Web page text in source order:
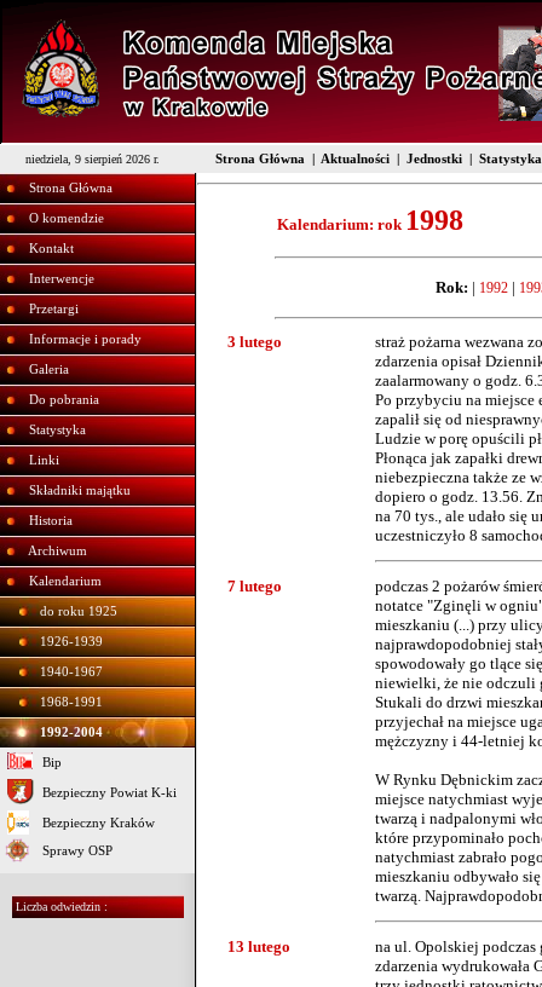
niedziela, 9 sierpień 2026 r. Strona Główna | Aktualności | Jednostki | Statystyka
Strona Główna
O komendzie
Kontakt
Interwencje
Przetargi
Informacje i porady
Galeria
Do pobrania
Statystyka
Linki
Składniki majątku
Historia
Archiwum
Kalendarium
do roku 1925
1926-1939
1940-1967
1968-1991
1992-2004
Bip
Bezpieczny Powiat K-ki
Bezpieczny Kraków
Sprawy OSP
Liczba odwiedzin :
Kalendarium: rok 1998
Rok: | 1992 |
3 lutego
straż pożarna wezwana
zdarzenia opisał
zaalarmowany o godz.
Po przybyciu na miejsce
zapalił się od
Ludzie w porę opuścili
Płonąca jak zapałki
niebezpieczna także ze
dopiero o godz. 13.56.
na 70 tys., ale udało się
uczestniczyło 8
7 lutego
podczas 2 pożarów
notatce "Zginęli w
mieszkaniu (...) przy
najprawdopodobniej
spowodowały go tlące
niewielki, że nie odczuli
Stukali do drzwi
przyjechał na miejsce
mężczyzny i 44-letniej
W Rynku Dębnickim
miejsce natychmiast
twarzą i nadpalonymi
które przypominało
natychmiast zabrało
mieszkaniu odbywało
twarzą.
13 lutego
na ul. Opolskiej podczas
zdarzenia wydrukowała